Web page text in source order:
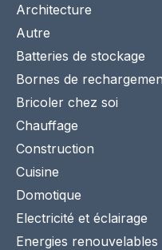
Architecture
Autre
Batteries de stockage
Bornes de
Bricoler chez soi
Chauffage
Construction
Cuisine
Domotique
Electricité et éclairage
Energies renouvelables